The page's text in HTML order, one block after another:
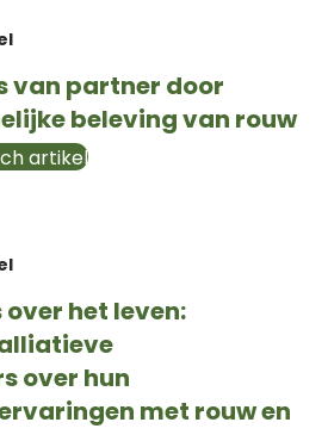
van partner door
beleving van rouw
artikel
het leven:
over hun
met rouw en